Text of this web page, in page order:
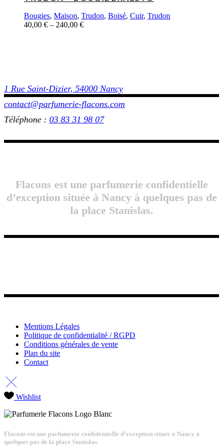
Bougies, Maison, Trudon, Boisé, Cuir, Trudon
40,00 € – 240,00 €
1 Rue Saint-Dizier, 54000 Nancy
contact@parfumerie-flacons.com
Téléphone : 03 83 31 98 07
Flacons est une parfumerie confidentielle
d’exception située à Nancy à quelques pas de
la place Stanislas.
Mentions Légales
Politique de confidentialité / RGPD
Conditions générales de vente
Plan du site
Contact
Wishlist
Flacons est une parfumerie confidentielle d’exception située à Nancy à
quelques pas de la place Stanislas.